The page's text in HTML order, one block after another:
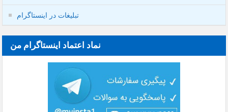
تبلیغات در اینستاگرام
نماد اعتماد اینستاگرام من